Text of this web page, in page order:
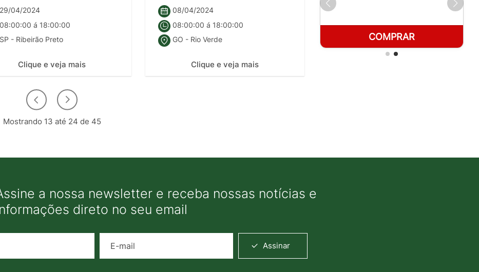
04/2024
á 18:00:00
- Ribeirão Preto
Clique e veja mais
08/04/2024
08:00:00 á 18:00:00
GO - Rio Verde
Clique e veja mais
Mostrando 13 até 24 de 45
COMPRAR COMPRAR
a nossa newsletter e receba nossas notícias e
direto no seu email
Assinar